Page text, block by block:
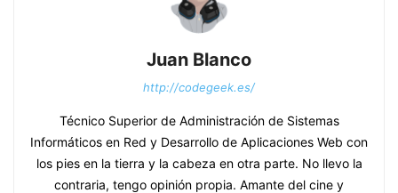
Juan Blanco
http://codegeek.es/
Técnico Superior de Administración de Sistemas
Informáticos en Red y Desarrollo de Aplicaciones Web con
los pies en la tierra y la cabeza en otra parte. No llevo la
contraria, tengo opinión propia. Amante del cine y